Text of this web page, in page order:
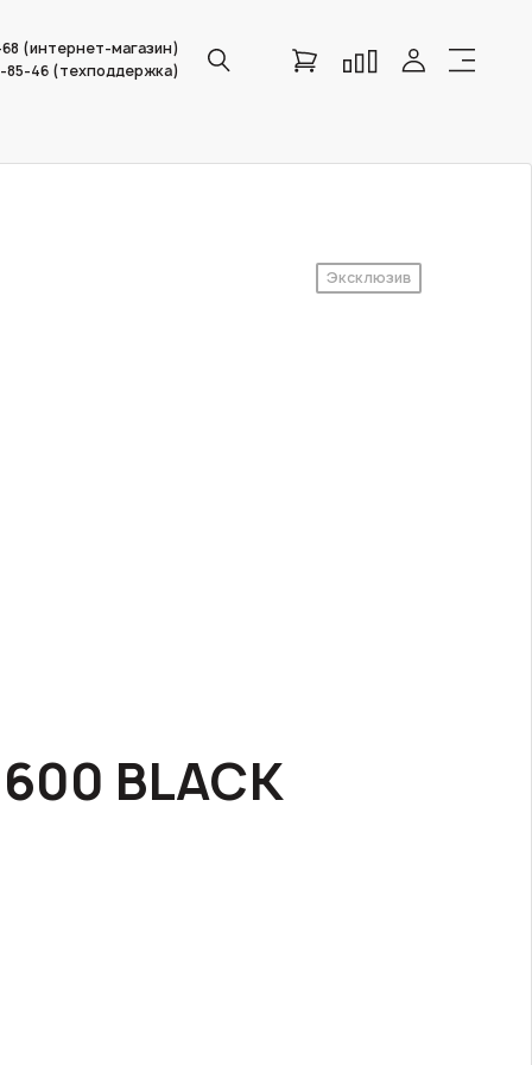
(интернет-магазин)
85-46 (техподдержка)
Эксклюзив
BLACK